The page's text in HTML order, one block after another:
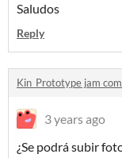
Saludos
Reply
Kin_Prototype jam
3 years ago
¿Se podrá subir